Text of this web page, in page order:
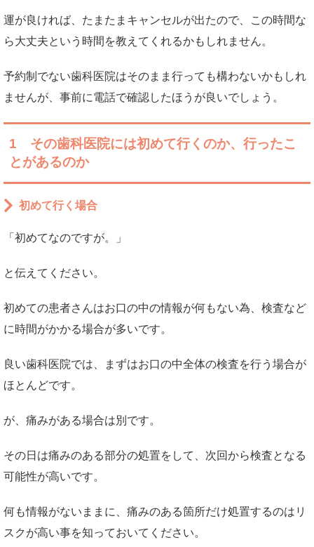
運が良ければ、たまたまキャンセルが出たので、この時間な
ら大丈夫という時間を教えてくれるかもしれません。
予約制でない歯科医院はそのまま行っても構わないかもしれ
ませんが、事前に電話で確認したほうが良いでしょう。
1 その歯科医院には初めて行くのか、行ったこ
とがあるのか
初めて行く場合
「初めてなのですが。」
と伝えてください。
初めての患者さんはお口の中の情報が何もない為、検査など
に時間がかかる場合が多いです。
良い歯科医院では、まずはお口の中全体の検査を行う場合が
ほとんどです。
が、痛みがある場合は別です。
その日は痛みのある部分の処置をして、次回から検査となる
可能性が高いです。
何も情報がないままに、痛みのある箇所だけ処置するのはリ
スクが高い事を知っておいてください。